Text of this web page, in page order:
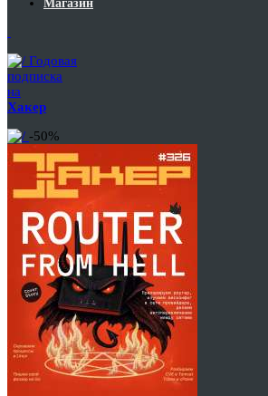
Магазин
Годовая
подписка
на
Хакер
-50%